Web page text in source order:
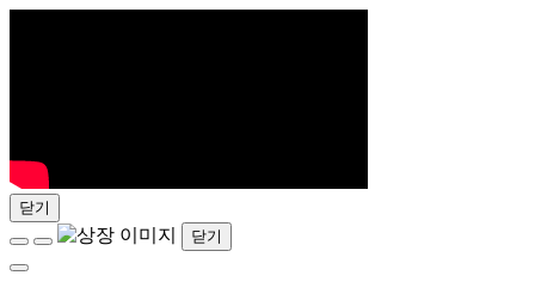
닫기
닫기